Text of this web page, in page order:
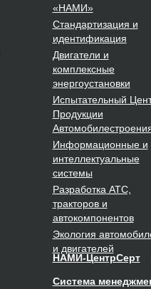
«НАМИ»
Стандартизация и
идентификация
Двигатели и
комплексные
энергоустановки
Испытательный
Продукции
Информационные и
интеллектуальные
системы
Разработка АТС,
тракторов и
автокомпонентов
Экология
и двигателей
НАМИ-ЦентрСерт
Система